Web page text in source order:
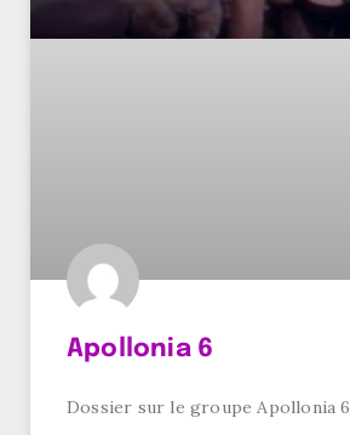
Apollonia 6
Dossier sur le groupe Apollonia 6